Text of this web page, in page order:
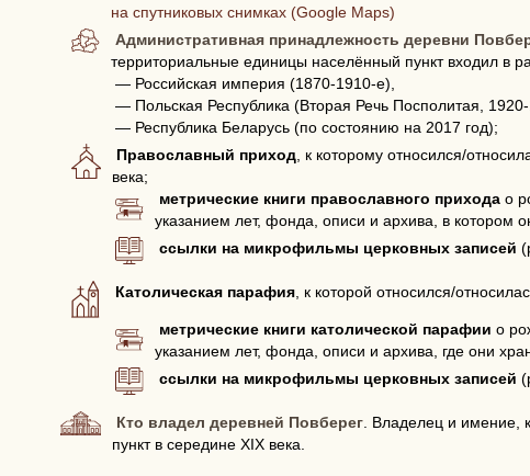
на спутниковых снимках (Google Maps)
Административная принадлежность деревни
территориальные единицы населённый пункт входил в
— Российская империя (1870-1910-е),
— Польская Республика (Вторая Речь Посполитая, 1920-
— Республика Беларусь (по состоянию на 2017 год);
Православный приход , к которому относился/
века;
метрические книги православного прихода о
указанием лет, фонда, описи и архива, в котором
ссылки на микрофильмы церковных записей
Католическая парафия, к которой относился/
метрические книги католической парафии о
указанием лет, фонда, описи и архива, где они
ссылки на микрофильмы церковных записей
Кто владел деревней Повберег . Владелец и имение,
пункт в середине XIX века.